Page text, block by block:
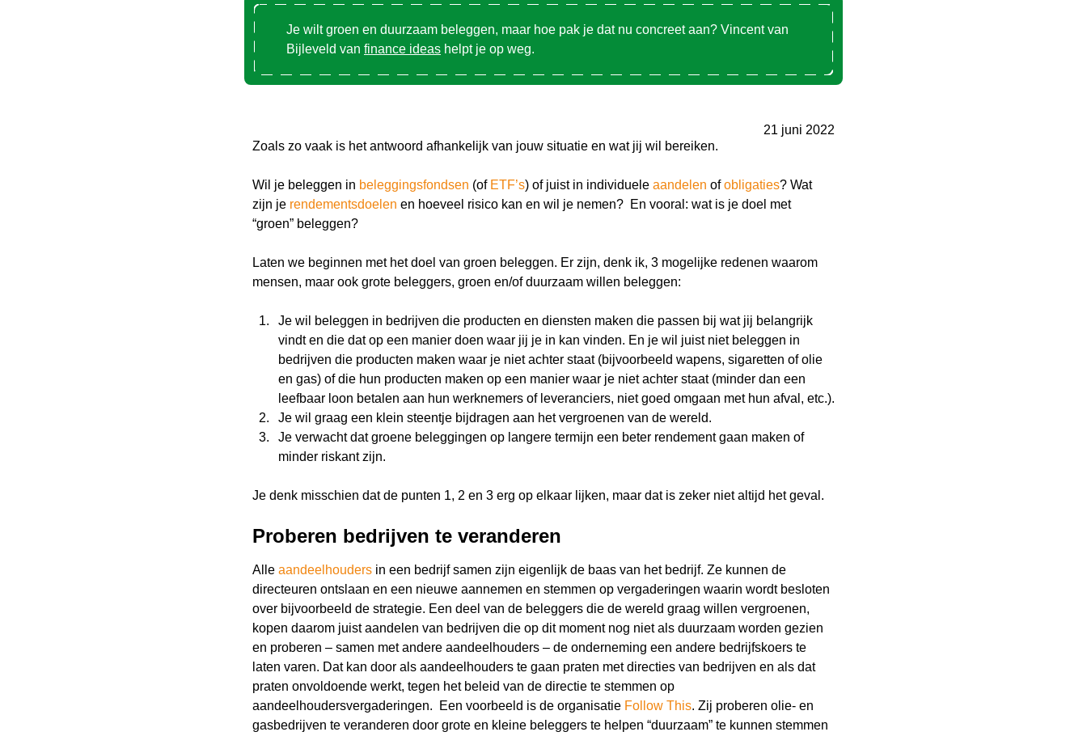
Je wilt groen en duurzaam beleggen, maar hoe pak je dat nu concreet aan? Vincent van
Bijleveld van finance ideas helpt je op weg.
21 juni 2022
Zoals zo vaak is het antwoord afhankelijk van jouw situatie en wat jij wil bereiken.
Wil je beleggen in beleggingsfondsen (of ETF’s) of juist in individuele aandelen ofobligaties? Wat
zijn je rendementsdoelen en hoeveel risico kan en wil je nemen? En vooral: wat is je doel met
“groen” beleggen?
Laten we beginnen met het doel van groen beleggen. Er zijn, denk ik, 3 mogelijke redenen waarom
mensen, maar ook grote beleggers, groen en/of duurzaam willen beleggen:
Je wil beleggen in bedrijven die producten en diensten maken die passen bij wat jij belangrijk
vindt en die dat op een manier doen waar jij je in kan vinden. En je wil juist niet beleggen in
bedrijven die producten maken waar je niet achter staat (bijvoorbeeld wapens, sigaretten of olie
en gas) of die hun producten maken op een manier waar je niet achter staat (minder dan een
leefbaar loon betalen aan hun werknemers of leveranciers, niet goed omgaan met hun afval, etc.).
Je wil graag een klein steentje bijdragen aan het vergroenen van de wereld.
Je verwacht dat groene beleggingen op langere termijn een beter rendement gaan maken of
minder riskant zijn.
Je denk misschien dat de punten 1, 2 en 3 erg op elkaar lijken, maar dat is zeker niet altijd het geval.
Proberen bedrijven te veranderen
Alle aandeelhouders in een bedrijf samen zijn eigenlijk de baas van het bedrijf. Ze kunnen de
directeuren ontslaan en een nieuwe aannemen en stemmen op vergaderingen waarin wordt besloten
over bijvoorbeeld de strategie. Een deel van de beleggers die de wereld graag willen vergroenen,
kopen daarom juist aandelen van bedrijven die op dit moment nog niet als duurzaam worden gezien
en proberen – samen met andere aandeelhouders – de onderneming een andere bedrijfskoers te
laten varen. Dat kan door als aandeelhouders te gaan praten met directies van bedrijven en als dat
praten onvoldoende werkt, tegen het beleid van de directie te stemmen op
aandeelhoudersvergaderingen. Een voorbeeld is de organisatie Follow This. Zij proberen olie- en
gasbedrijven te veranderen door grote en kleine beleggers te helpen “duurzaam” te kunnen stemmen